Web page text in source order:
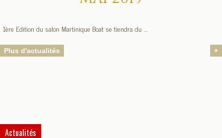
1ère Edition du salon Martinique Boat se tiendra du ....
+
Plus d'actualités
Actualités